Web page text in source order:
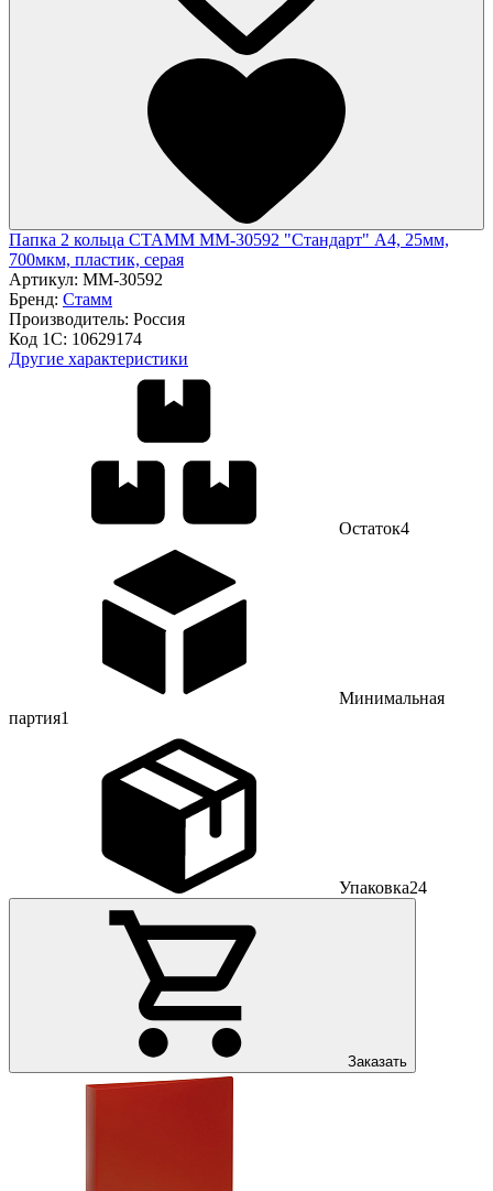
Папка 2 кольца СТАММ ММ-30592 "Стандарт" А4, 25мм,
700мкм, пластик, серая
Артикул: ММ-30592
Бренд: Стамм
Производитель: Россия
Код 1С: 10629174
Другие характеристики
Остаток4
Минимальная
партия1
Упаковка24
Заказать